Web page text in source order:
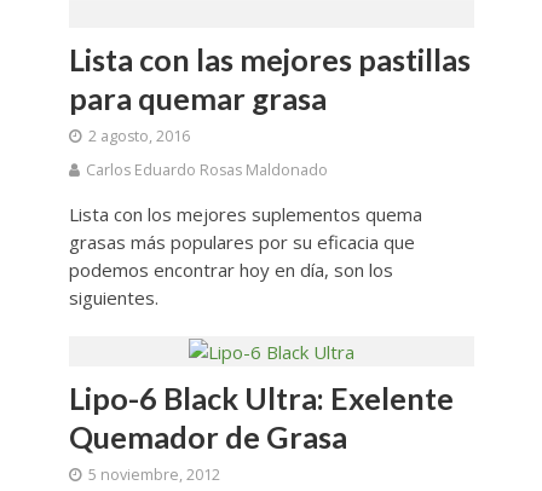
Lista con las mejores pastillas
para quemar grasa
2 agosto, 2016
Carlos Eduardo Rosas Maldonado
Lista con los mejores suplementos quema
grasas más populares por su eficacia que
podemos encontrar hoy en día, son los
siguientes.
Lipo-6 Black Ultra: Exelente
Quemador de Grasa
5 noviembre, 2012